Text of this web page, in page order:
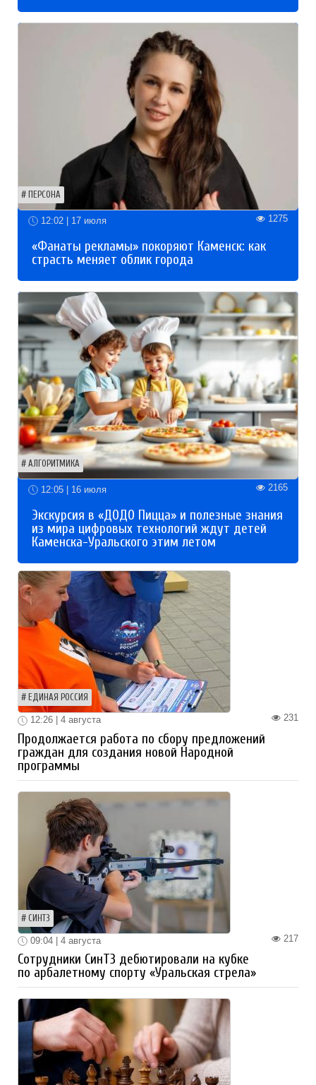
ПЕРСОНА
12:02 | 17 июля 1275
«Фанаты рекламы» покоряют Каменск: как
страсть меняет облик города
АЛГОРИТМИКА
12:05 | 16 июля 2165
Экскурсия в «ДОДО Пицца» и полезные знания
из мира цифровых технологий ждут детей
Каменска-Уральского этим летом
ЕДИНАЯ РОССИЯ
231
12:26 | 4 августа
Продолжается работа по сбору предложений
граждан для создания новой Народной
программы
СИНТЗ
217
09:04 | 4 августа
Сотрудники СинТЗ дебютировали на кубке
по арбалетному спорту «Уральская стрела»